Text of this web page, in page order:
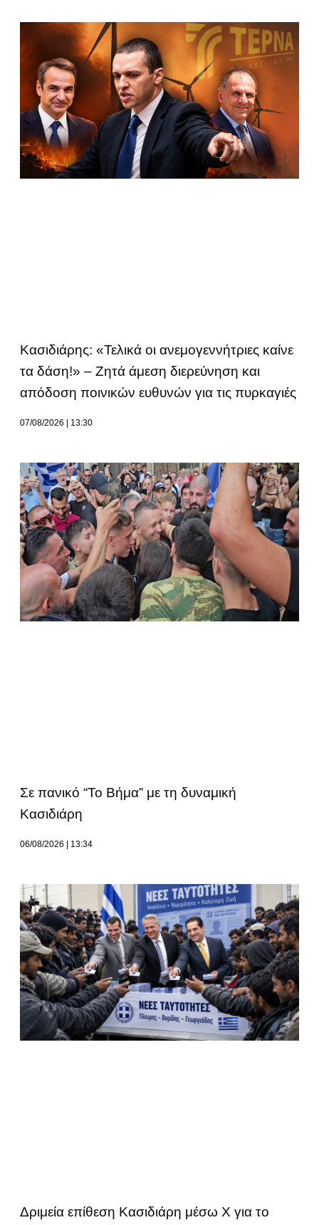
Κασιδιάρης: «Τελικά οι ανεμογεννήτριες καίνε
τα δάση!» – Ζητά άμεση διερεύνηση και
απόδοση ποινικών ευθυνών για τις πυρκαγιές
07/08/2026 13:30
Σε πανικό “Το Βήμα” με τη δυναμική
Κασιδιάρη
06/08/2026 13:34
Δριμεία επίθεση Κασιδιάρη μέσω Χ για το